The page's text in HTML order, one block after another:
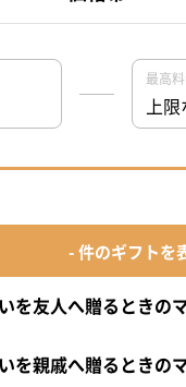
を贈るタイミングは
を家族へ贈るときの
を職場の人へ贈ると
を友人へ贈るときの
を親戚へ贈るときの